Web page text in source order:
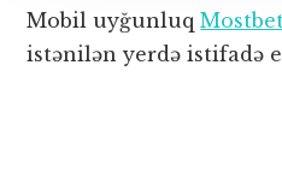
Mobil uyğunluq
istənilən yerdə istifadə